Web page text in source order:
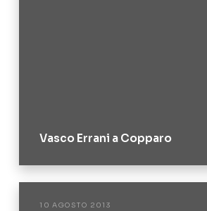
Vasco Errani a Copparo
10 AGOSTO 2013